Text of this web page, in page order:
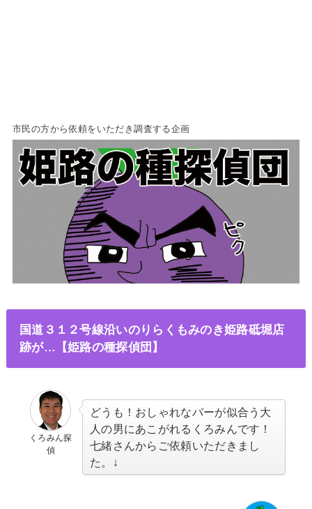
市民の方から依頼をいただき調査する企画
国道３１２号線沿いのりらくもみのき姫路砥堀店
跡が…【姫路の種探偵団】
くろみん探
偵
どうも！おしゃれなバーが似合う大
人の男にあこがれるくろみんです！
七緒さんからご依頼いただきまし
た。↓